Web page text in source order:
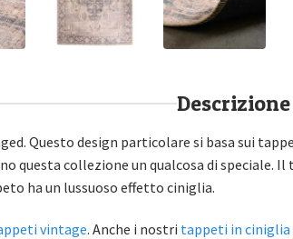
Questo design particolare si basa sui
questa collezione un qualcosa di speciale.
ha un lussuoso effetto ciniglia.
vintage. Anche i nostri tappeti in ciniglia